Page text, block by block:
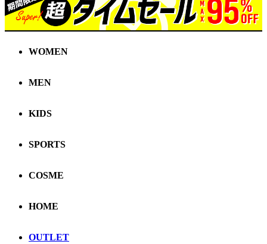
WOMEN
MEN
KIDS
SPORTS
COSME
HOME
OUTLET